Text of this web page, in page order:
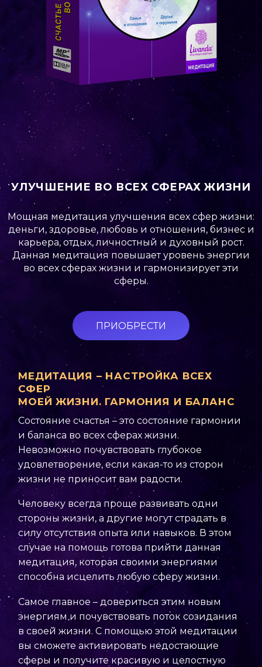
УЛУЧШЕНИЕ ВО ВСЕХ СФЕРАХ ЖИЗНИ
Мощная медитация улучшения всех сфер жизни:
деньги, здоровье, любовь и отношения, бизнес и
карьера, отдых, личностный и духовный рост.
Данная медитация повышает уровень энергии
во всех сферах жизни и гармонизирует эти
сферы.
ПРИОБРЕСТИ
МЕДИТАЦИЯ – НАСТРОЙКА ВСЕХ
СФЕР
МОЕЙ ЖИЗНИ. ГАРМОНИЯ И БАЛАНС
Состояние счастья – это состояние гармонии
и баланса во всех сферах жизни.
Невозможно почувствовать глубокое
удовлетворение, если какая-то из сторон
жизни не приносит вам радости.
Человеку всегда проще развивать одни
стороны жизни, а другие могут страдать в
силу отсутствия опыта или навыков. В этом
случае на помощь готова прийти данная
медитация, которая своими энергиями
способна исцелить любую сферу жизни.
Самое главное – довериться этим новым
энергиям и почувствовать поток созидания
в своей жизни. С помощью этой медитации
вы сможете активировать недостающие
сферы и получите красивую и целостную